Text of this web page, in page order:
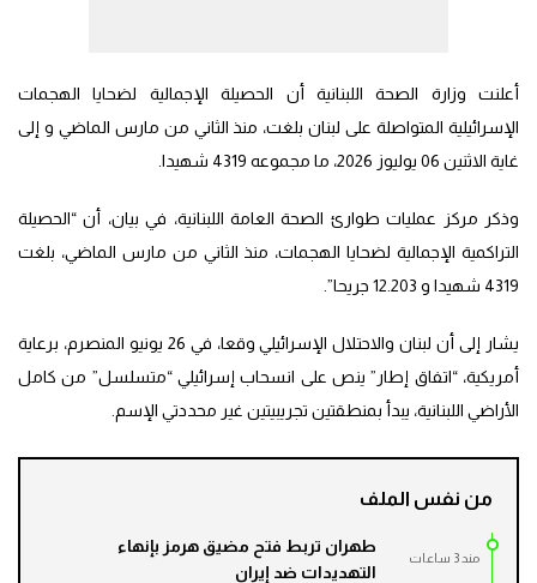
أعلنت وزارة الصحة اللبنانية أن الحصيلة الإجمالية لضحايا الهجمات
الإسرائيلية المتواصلة على لبنان بلغت، منذ الثاني من مارس الماضي و إلى
غاية الاثنين 06 يوليوز 2026، ما مجموعه 4319 شهيدا.
وذكر مركز عمليات طوارئ الصحة العامة اللبنانية، في بيان، أن “الحصيلة
التراكمية الإجمالية لضحايا الهجمات، منذ الثاني من مارس الماضي، بلغت
4319 شهيدا و 12.203 جريحا”.
يشار إلى أن لبنان والاحتلال الإسرائيلي وقعا، في 26 يونيو المنصرم، برعاية
أمريكية، “اتفاق إطار” ينص على انسحاب إسرائيلي “متسلسل” من كامل
الأراضي اللبنانية، يبدأ بمنطقتين تجريبيتين غير محددتي الإسم.
من نفس الملف
مند 3 ساعات
طهران تربط فتح مضيق هرمز بإنهاء
التهديدات ضد إيران